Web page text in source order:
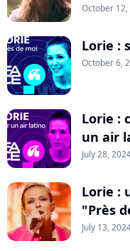
October
Lorie :
October 6,
Lorie :
un air
July 28,
Lorie :
"Près
July 13,